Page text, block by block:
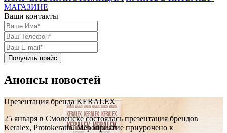
МАГАЗИНЕ
Ваши контакты
Получить прайс
Анонсы новостей
Презентация бренда KERALEX
25 января в Смоленске состоялась презентация брендов
Keralex, Protokeratin. Мероприятие приурочено к